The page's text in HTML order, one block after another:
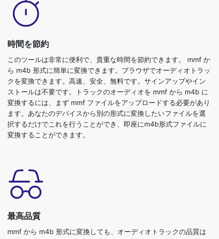
時間を節約
このツールは非常に便利で、貴重な時間を節約できます。 mmf か
ら m4b 形式に簡単に変換できます。ブラウザでオーディオトラッ
クを変換できます。高速、安全、無料です。サインアップやイン
ストールは不要です。トラックのオーディオを mmf から m4b に
変換するには、まず mmf ファイルをアップロードする必要があり
ます。あなたのデバイスから別の形式に変換したいファイルを選
択するだけでこれを行うことができ、即座にm4b形式ファイルに
変換することができます。
最高品質
mmf から m4b 形式に変換しても、オーディオトラックの品質は
影響を受けません。当社のオンラインオーディオ変換ツールは、
これを主要な機能の1つとしています。私たちは、コンバージョン
が最高品質であることを確認します。オンライン無料 mmf から